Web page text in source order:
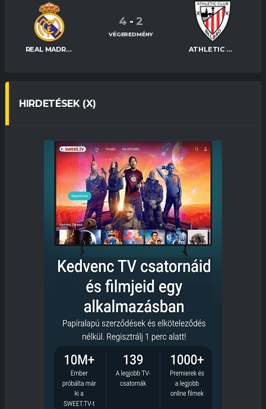
REAL MADRID ATHLETIC BILBAO
4 - 2
VÉGEREDMÉNY
HIRDETÉSEK (X)